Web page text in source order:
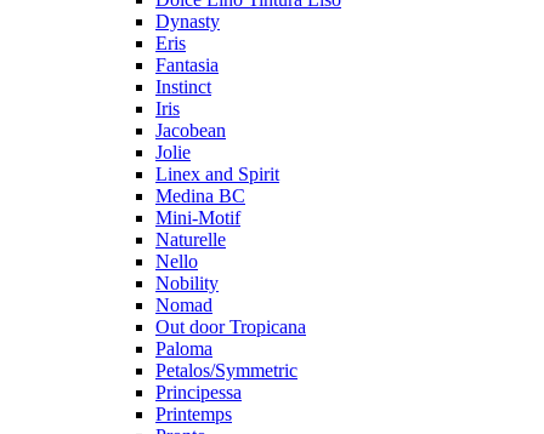
Dynasty
Eris
Fantasia
Instinct
Iris
Jacobean
Jolie
Linex and Spirit
Medina BC
Mini-Motif
Naturelle
Nello
Nobility
Nomad
Out door Tropicana
Paloma
Petalos/Symmetric
Principessa
Printemps